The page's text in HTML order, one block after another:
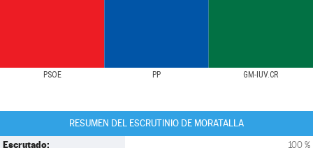
PSOE PP GM-IUV.CR
RESUMEN DEL ESCRUTINIO DE MORATALLA
Escrutado: 100 %